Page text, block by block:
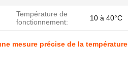
Température de
fonctionnement:
10 à 40°C
mesure précise de la température